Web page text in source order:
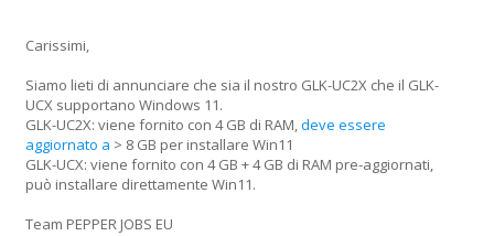
Carissimi,
Siamo lieti di annunciare che sia il nostro GLK-UC2X che il GLK-
UCX supportano Windows 11.
GLK-UC2X: viene fornito con 4 GB di RAM,deve essere
aggiornato a > 8 GB per installare Win11
GLK-UCX: viene fornito con 4 GB + 4 GB di RAM pre-aggiornati,
può installare direttamente Win11.
Team PEPPER JOBS EU